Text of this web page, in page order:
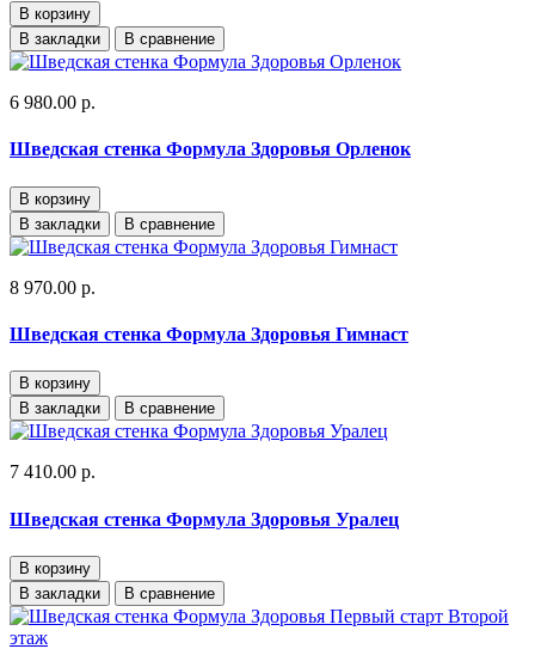
В корзину
В закладки
В сравнение
6 980.00 р.
Шведская стенка Формула Здоровья Орленок
В корзину
В закладки
В сравнение
8 970.00 р.
Шведская стенка Формула Здоровья Гимнаст
В корзину
В закладки
В сравнение
7 410.00 р.
Шведская стенка Формула Здоровья Уралец
В корзину
В закладки
В сравнение